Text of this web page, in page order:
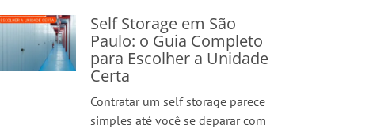
Self Storage em São
Paulo: o Guia Completo
para Escolher a Unidade
Certa
Contratar um self storage parece
simples até você se deparar com